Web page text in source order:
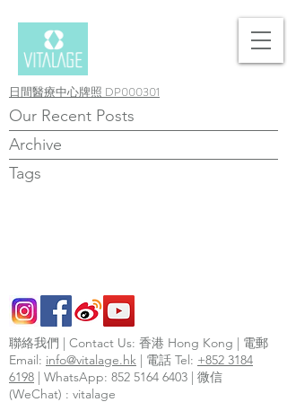
日間醫療中心牌照 DP000301
Our Recent Posts
Archive
Tags
聯絡我們 | Contact Us: 香港 Hong Kong | 電郵
Email: info@vitalage.hk | 電話 Tel: +852 3184
6198 | WhatsApp: 852 5164 6403 | 微信
(WeChat) : vitalage